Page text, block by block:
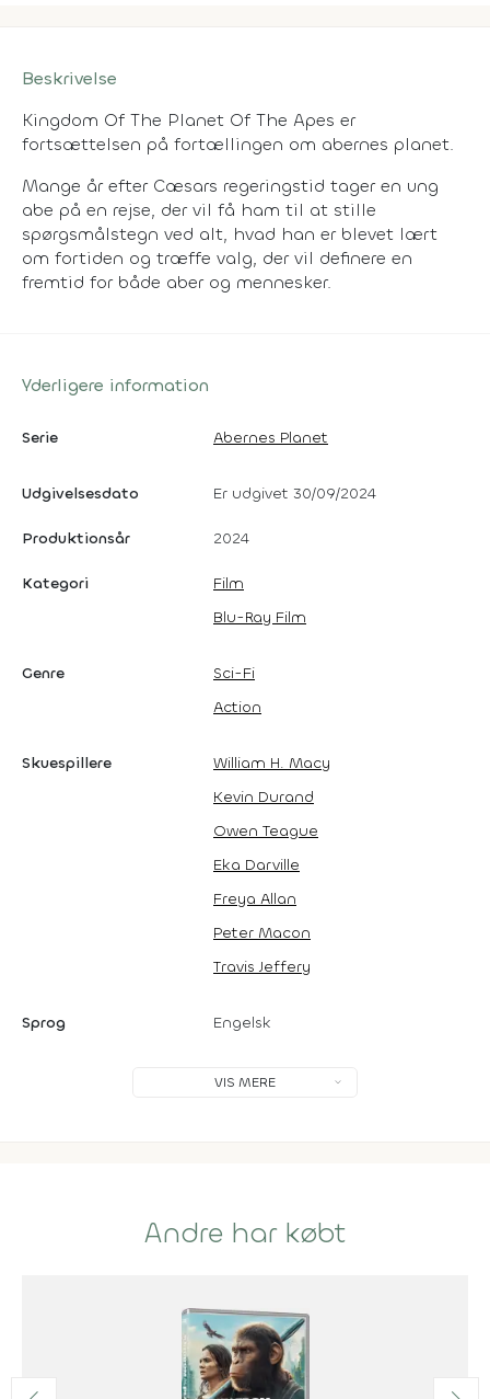
Beskrivelse
Kingdom Of The Planet Of The Apes er
fortsættelsen på fortællingen om abernes planet.
Mange år efter Cæsars regeringstid tager en ung
abe på en rejse, der vil få ham til at stille
spørgsmålstegn ved alt, hvad han er blevet lært
om fortiden og træffe valg, der vil definere en
fremtid for både aber og mennesker.
Yderligere information
Serie Abernes Planet
Udgivelsesdato Er udgivet 30/09/2024
Produktionsår 2024
Kategori
Film
Blu-Ray Film
Genre
Sci-Fi
Action
Skuespillere
William H. Macy
Kevin Durand
Owen Teague
Eka Darville
Freya Allan
Peter Macon
Travis Jeffery
Sprog Engelsk
VIS MERE
Andre har købt